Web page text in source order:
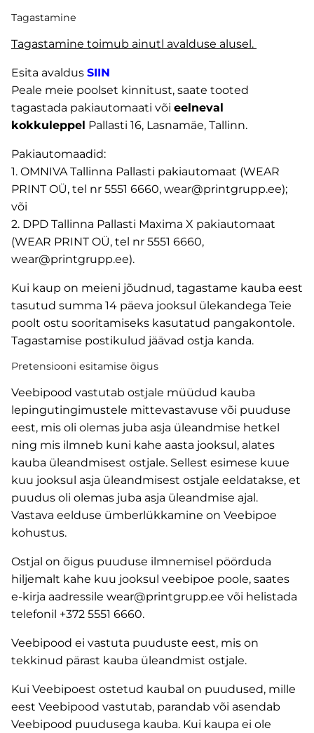
Tagastamine
Tagastamine toimub ainutl avalduse alusel.
Esita avaldus SIIN
Peale meie poolset kinnitust, saate tooted
tagastada pakiautomaati või eelneval
kokkuleppel Pallasti 16, Lasnamäe, Tallinn.
Pakiautomaadid:
1. OMNIVA Tallinna Pallasti pakiautomaat (WEAR
PRINT OÜ, tel nr 5551 6660, wear@printgrupp.ee);
või
2. DPD Tallinna Pallasti Maxima X pakiautomaat
(WEAR PRINT OÜ, tel nr 5551 6660,
wear@printgrupp.ee).
Kui kaup on meieni jõudnud, tagastame kauba eest
tasutud summa 14 päeva jooksul ülekandega Teie
poolt ostu sooritamiseks kasutatud pangakontole.
Tagastamise postikulud jäävad ostja kanda.
Pretensiooni esitamise õigus
Veebipood vastutab ostjale müüdud kauba
lepingutingimustele mittevastavuse või puuduse
eest, mis oli olemas juba asja üleandmise hetkel
ning mis ilmneb kuni kahe aasta jooksul, alates
kauba üleandmisest ostjale. Sellest esimese kuue
kuu jooksul asja üleandmisest ostjale eeldatakse, et
puudus oli olemas juba asja üleandmise ajal.
Vastava eelduse ümberlükkamine on Veebipoe
kohustus.
Ostjal on õigus puuduse ilmnemisel pöörduda
hiljemalt kahe kuu jooksul veebipoe poole, saates
e-kirja aadressile wear@printgrupp.ee või helistada
telefonil +372 5551 6660.
Veebipood ei vastuta puuduste eest, mis on
tekkinud pärast kauba üleandmist ostjale.
Kui Veebipoest ostetud kaubal on puudused, mille
eest Veebipood vastutab, parandab või asendab
Veebipood puudusega kauba. Kui kaupa ei ole